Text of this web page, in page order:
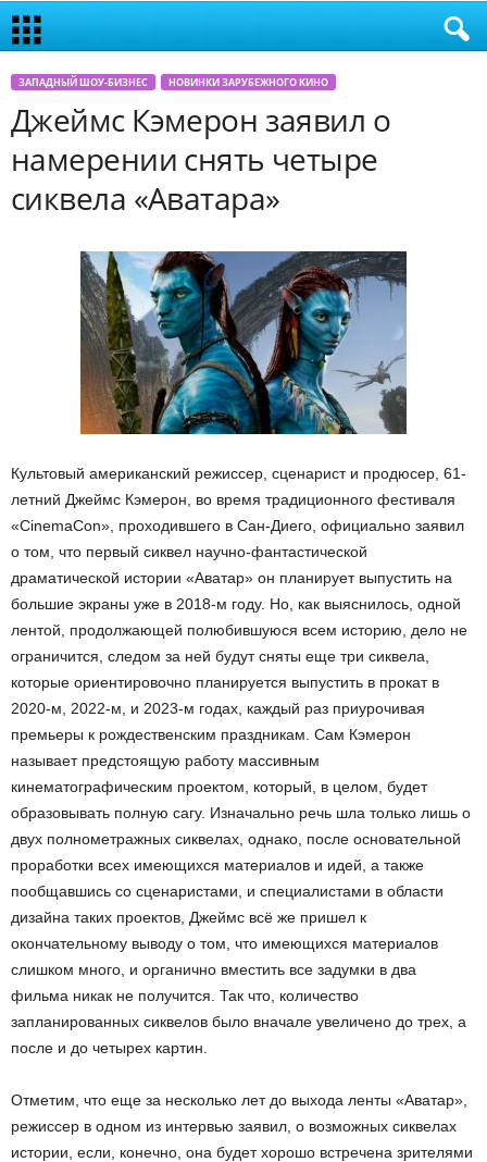
ЗАПАДНЫЙ ШОУ-БИЗНЕС НОВИНКИ ЗАРУБЕЖНОГО КИНО
Джеймс Кэмерон заявил о
намерении снять четыре
сиквела «Аватара»
Культовый американский режиссер, сценарист и продюсер, 61-
летний Джеймс Кэмерон, во время традиционного фестиваля
«CinemaCon», проходившего в Сан-Диего, официально заявил
о том, что первый сиквел научно-фантастической
драматической истории «Аватар» он планирует выпустить на
большие экраны уже в 2018-м году. Но, как выяснилось, одной
лентой, продолжающей полюбившуюся всем историю, дело не
ограничится, следом за ней будут сняты еще три сиквела,
которые ориентировочно планируется выпустить в прокат в
2020-м, 2022-м, и 2023-м годах, каждый раз приурочивая
премьеры к рождественским праздникам. Сам Кэмерон
называет предстоящую работу массивным
кинематографическим проектом, который, в целом, будет
образовывать полную сагу. Изначально речь шла только лишь о
двух полнометражных сиквелах, однако, после основательной
проработки всех имеющихся материалов и идей, а также
пообщавшись со сценаристами, и специалистами в области
дизайна таких проектов, Джеймс всё же пришел к
окончательному выводу о том, что имеющихся материалов
слишком много, и органично вместить все задумки в два
фильма никак не получится. Так что, количество
запланированных сиквелов было вначале увеличено до трех, а
после и до четырех картин.
Отметим, что еще за несколько лет до выхода ленты «Аватар»,
режиссер в одном из интервью заявил, о возможных сиквелах
истории, если, конечно, она будет хорошо встречена зрителями